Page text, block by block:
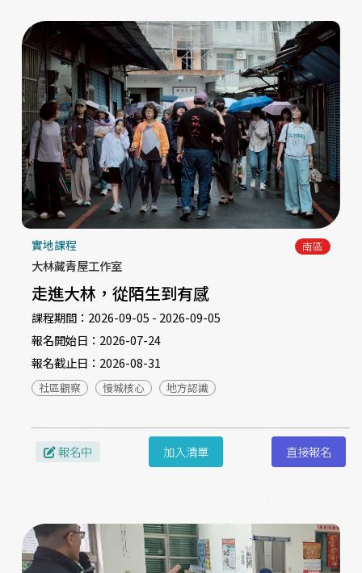
實地課程 南區
大林藏青屋工作室
走進大林，從陌生到有感
課程期間： 2026-09-05 - 2026-09-05
報名開始日： 2026-07-24
報名截止日： 2026-08-31
社區觀察 慢城核心 地方認識
報名中 加入清單 直接報名